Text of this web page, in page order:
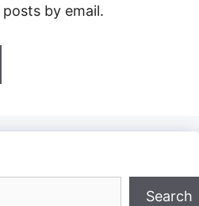
by email.
Search